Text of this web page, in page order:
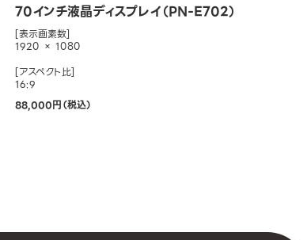
70インチ液晶ディスプレイ（PN-E702）
[表示画素数]
1920 × 1080
[アスペクト比]
16:9
88,000円（税込）